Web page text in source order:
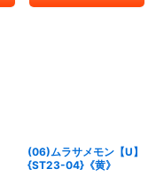
(06)ムラサメモン【U】
{ST23-04}《黄》